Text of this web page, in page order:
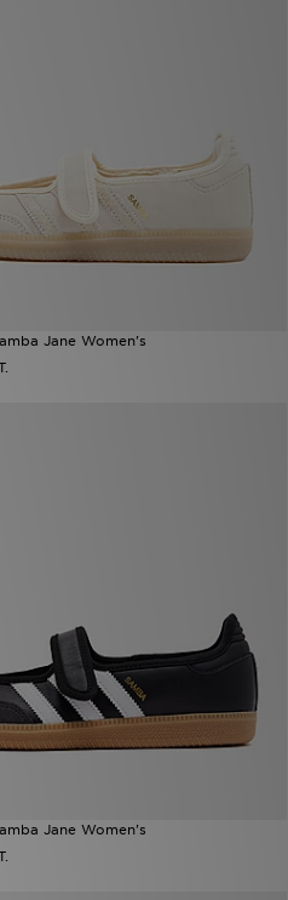
Jane Women's
Jane Women's